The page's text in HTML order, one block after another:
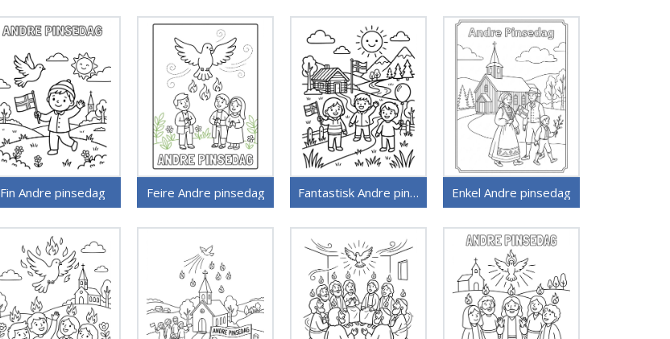
Fin Andre pinsedag Feire Andre pinsedag Fantastisk Andre pinsedag Enkel Andre pinsedag